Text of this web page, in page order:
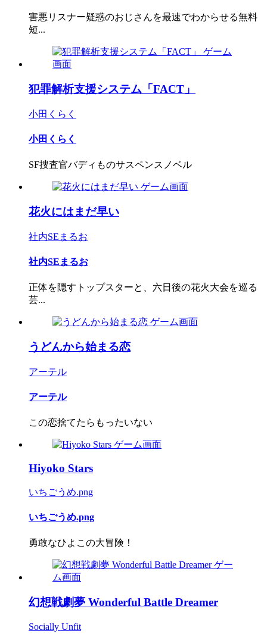
害悪リスナー疑惑のおじさんを最速でわからせる無料
短...
犯罪解析支援システム「FACT」
小田くらく
小田くらく
SF捜査官バディものサスペンスノベル
花火にはまだ早い
社内SEまるお
社内SEまるお
正体を隠すトップスターと、六日後の花火大会を巡る
芸...
うどんから始まる恋
アーテル
アーテル
この恋捨てたらもったいない
Hiyoko Stars
いちごうめ.png
いちごうめ.png
勇敢なひよこの大冒険！
幻想戦劇夢 Wonderful Battle Dreamer
Socially Unfit